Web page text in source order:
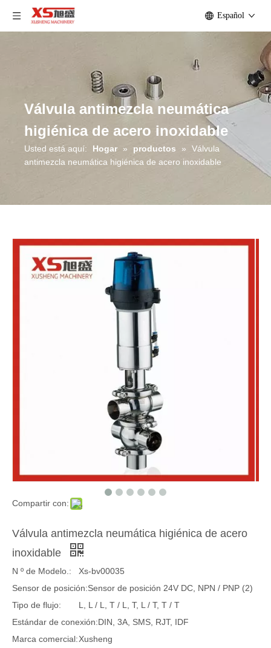
Español
Válvula antimezcla neumática
higiénica de acero inoxidable
Usted está aquí: Hogar » productos »
Válvula
antimezcla neumática higiénica de acero inoxidable
Compartir con:
Válvula antimezcla neumática higiénica de acero
inoxidable
N º de Modelo.:
Xs-bv00035
Sensor de posición:Sensor de posición 24V DC, NPN / PNP (2)
Tipo de flujo:
L, L / L, T / L, T, L / T, T / T
Estándar de conexión:DIN, 3A, SMS, RJT, IDF
Marca comercial:Xusheng